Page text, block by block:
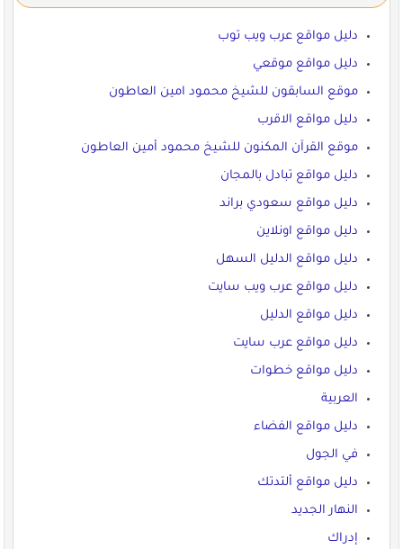
دليل مواقع عرب ويب توب
دليل مواقع موقعي
موقع السابقون للشيخ محمود امين العاطون
دليل مواقع الاقرب
موقع القرآن المكنون للشيخ محمود أمين العاطون
دليل مواقع تبادل بالمجان
دليل مواقع سعودي براند
دليل مواقع اونلاين
دليل مواقع الدليل السهل
دليل مواقع عرب ويب سايت
دليل مواقع الدليل
دليل مواقع عرب سايت
دليل مواقع خطوات
العربية
دليل مواقع الفضاء
في الجول
دليل مواقع ألتدتك
النهار الجديد
إدراك